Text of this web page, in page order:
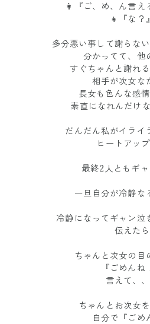
👩『ご、め、ん言
👧『な？』
多分悪い事して謝らな
分かってて、他
すぐちゃんと謝れる
相手が次女な
長女も色んな感
素直になれんだけ
だんだん私がイライ
ヒートアッ
最終2人ともギ
一旦自分が冷静な
冷静になってギャン泣
伝えたら
ちゃんと次女の目
『ごめんね
言えて、、
ちゃんとお次女
自分で『ごめ